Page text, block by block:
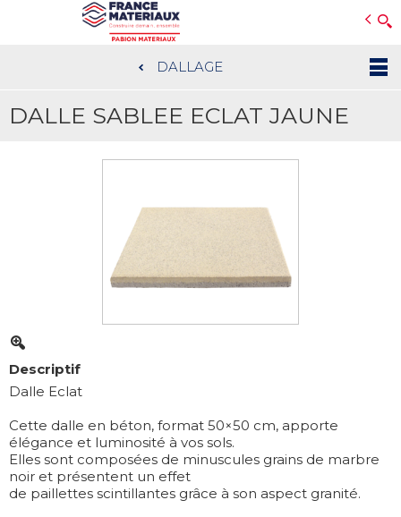
au
contenu
DALLAGE
DALLE SABLEE ECLAT JAUNE
Descriptif
Dalle Eclat
Cette dalle en béton, format 50×50 cm, apporte
élégance et luminosité à vos sols.
Elles sont composées de minuscules grains de marbre
noir et présentent un effet
de paillettes scintillantes grâce à son aspect granité.